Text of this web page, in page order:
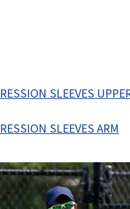
SLEEVES
SLEEVES ARM